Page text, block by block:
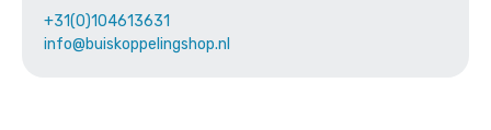
+31(0)104613631
info@buiskoppelingshop.nl